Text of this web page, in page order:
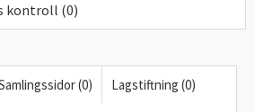
kontroll (0)
(0) Lagstiftning (0)